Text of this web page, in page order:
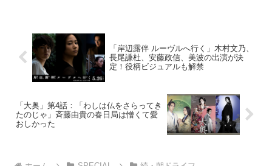
「岸辺露伴 ルーヴルへ行く」木村文乃、
長尾謙杜、安藤政信、美波の出演が決
定！役柄ビジュアルも解禁
「大奥」第4話：「わしは仏をさらってき
たのじゃ」斉藤由貴の春日局は憎くて愛
おしかった